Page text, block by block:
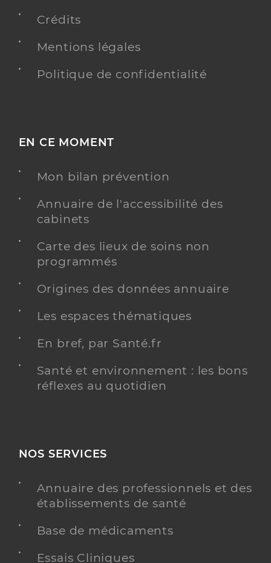
Crédits
Mentions légales
Politique de confidentialité
EN CE MOMENT
Mon bilan prévention
Annuaire de l'accessibilité des
cabinets
Carte des lieux de soins non
programmés
Origines des données annuaire
Les espaces thématiques
En bref, par Santé.fr
Santé et environnement : les bons
réflexes au quotidien
NOS SERVICES
Annuaire des professionnels et des
établissements de santé
Base de médicaments
Essais Cliniques